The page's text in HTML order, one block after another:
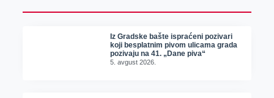
Iz Gradske bašte ispraćeni pozivari
koji besplatnim pivom ulicama grada
pozivaju na 41. „Dane piva“
5. avgust 2026.